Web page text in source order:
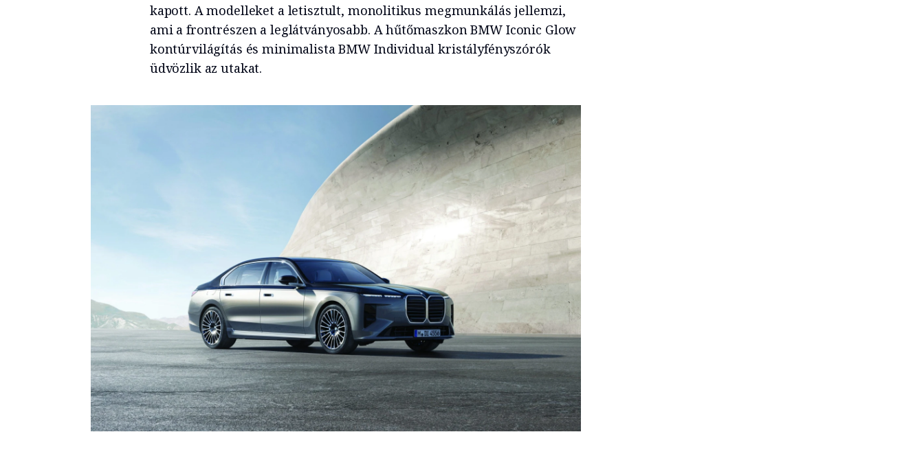
kapott. A modelleket a letisztult, monolitikus megmunkálás jellemzi,
ami a frontré­szen a leglátványosabb. A hűtőmasz­kon BMW Iconic Glow
kontúrvilágítás és minimalista BMW Individual kris­tályfényszórók
üdvözlik az utakat.